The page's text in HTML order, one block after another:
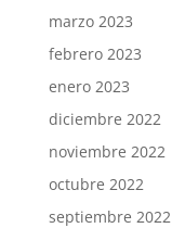
marzo 2023
febrero 2023
enero 2023
diciembre 2022
noviembre 2022
octubre 2022
septiembre 2022